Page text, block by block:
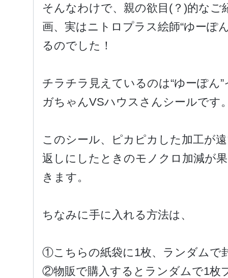
そんなわけで、親の欲目(？)的な
画、実はニトロプラス絵師“ゆーぽ
るのでした！
チラチラ見えているのは“ゆーぽん
ガちゃんVSハウスさんシールです
このシール、ピカピカした加工が
返しにしたときのモノクロ加減が
きます。
ちなみに手に入れる方法は、
①こちらの紙袋に1枚、ランダムで
②物販で購入するとランダムで1枚